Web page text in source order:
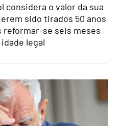
considera o valor da sua
sido tirados 50 anos
reformar-se seis meses
legal